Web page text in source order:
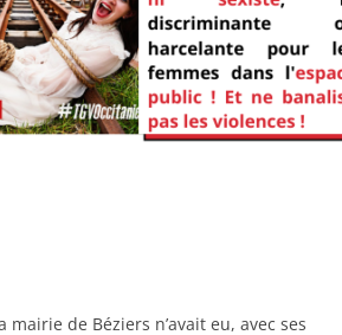
de Béziers n’avait eu, avec ses